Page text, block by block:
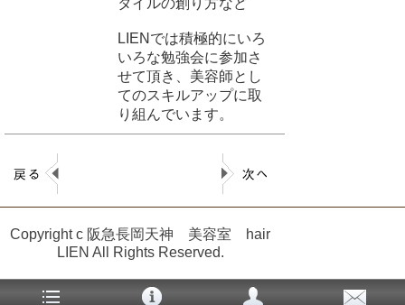
タイルの創り方など
LIENでは積極的にいろ
いろな勉強会に参加さ
せて頂き、美容師とし
てのスキルアップに取
り組んでいます。
Copyright c 阪急長岡天神 美容室 hair
LIEN All Rights Reserved.